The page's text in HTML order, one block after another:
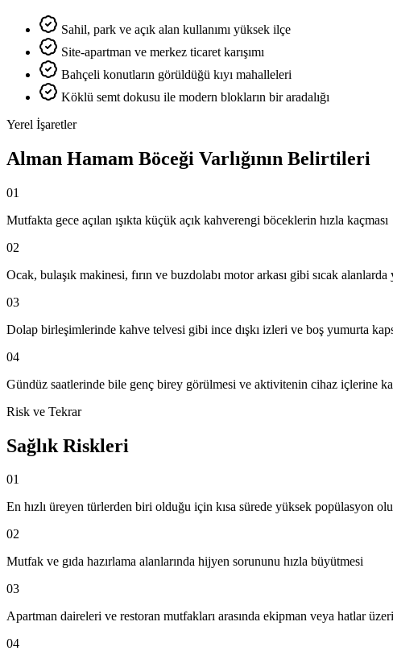
Sahil, park ve açık alan kullanımı yüksek ilçe
Site-apartman ve merkez ticaret karışımı
Bahçeli konutların görüldüğü kıyı mahalleleri
Köklü semt dokusu ile modern blokların bir aradalığı
Yerel İşaretler
Alman Hamam Böceği Varlığının Belirtileri
01
Mutfakta gece açılan ışıkta küçük açık kahverengi böceklerin hızla kaçması
02
Ocak, bulaşık makinesi, fırın ve buzdolabı motor arkası gibi sıcak
03
Dolap birleşimlerinde kahve telvesi gibi ince dışkı izleri ve boş yumurta
04
Gündüz saatlerinde bile genç birey görülmesi ve aktivitenin cihaz içlerine
Risk ve Tekrar
Sağlık Riskleri
01
En hızlı üreyen türlerden biri olduğu için kısa sürede yüksek popülasyon
02
Mutfak ve gıda hazırlama alanlarında hijyen sorununu hızla büyütmesi
03
Apartman daireleri ve restoran mutfakları arasında ekipman veya hatlar
04